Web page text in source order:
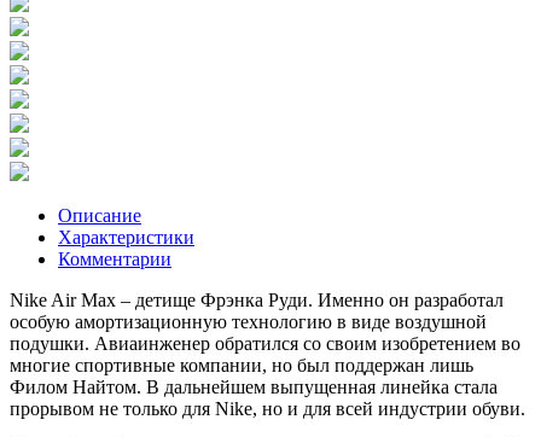
Описание
Характеристики
Комментарии
Nike Air Max – детище Фрэнка Руди. Именно он разработал
особую амортизационную технологию в виде воздушной
подушки. Авиаинженер обратился со своим изобретением во
многие спортивные компании, но был поддержан лишь
Филом Найтом. В дальнейшем выпущенная линейка стала
прорывом не только для Nike, но и для всей индустрии обуви.